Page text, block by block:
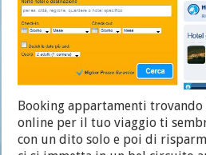
Booking appartamenti
online per il tuo viaggio ti
con un dito solo e poi di